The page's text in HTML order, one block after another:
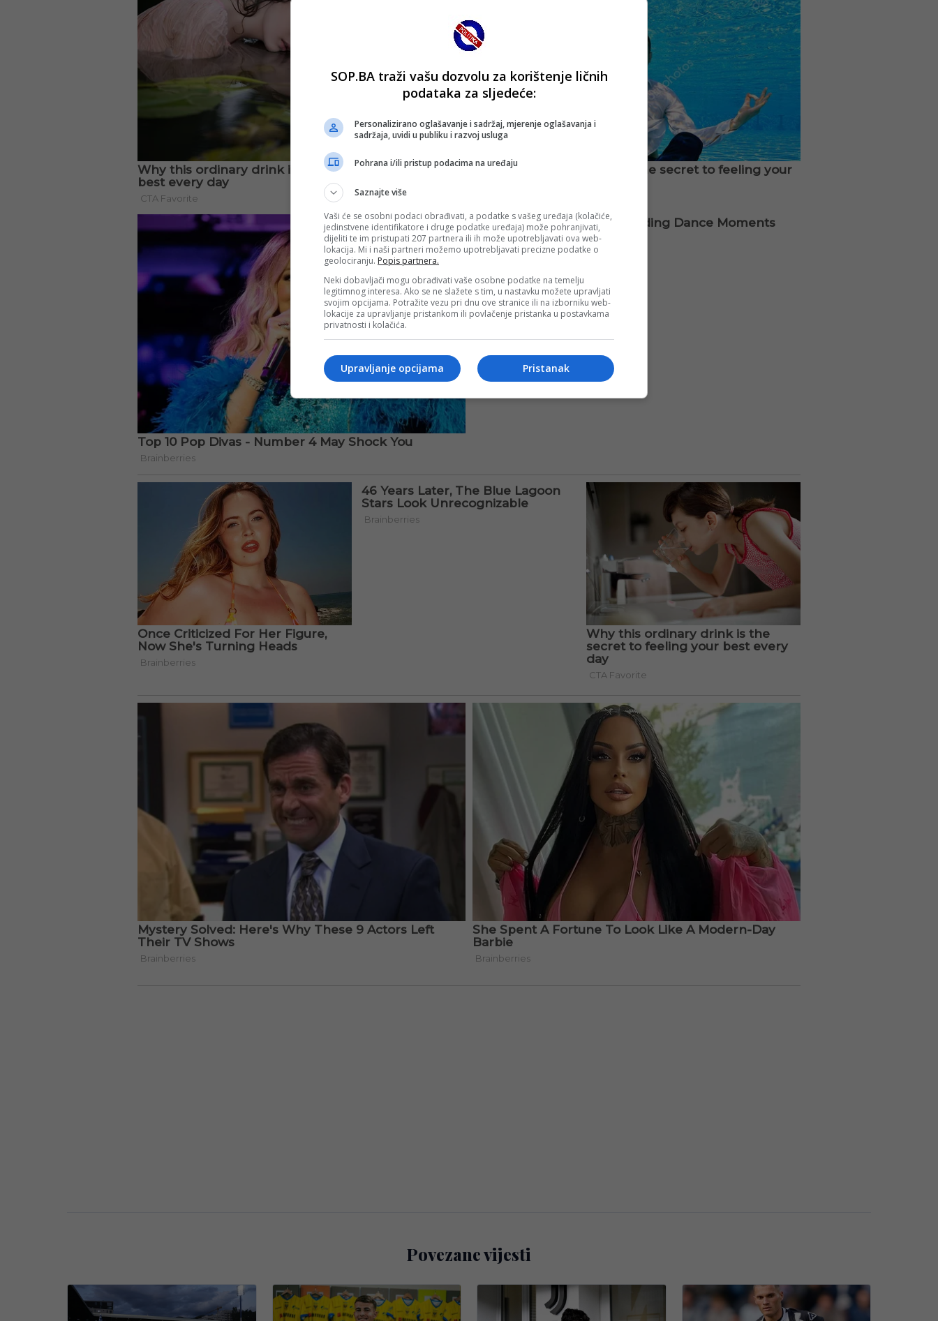
Povezane vijesti
SOP.BA traži vašu dozvolu za korištenje ličnih
podataka za sljedeće:
Personalizirano oglašavanje i sadržaj, mjerenje oglašavanja i
sadržaja, uvidi u publiku i razvoj usluga
Pohrana i/ili pristup podacima na uređaju
Saznajte više
Vaši će se osobni podaci obrađivati, a podatke s vašeg uređaja (kolačiće,
jedinstvene identifikatore i druge podatke uređaja) može pohranjivati,
dijeliti te im pristupati 207 partnera ili ih može upotrebljavati ova web-
lokacija. Mi i naši partneri možemo upotrebljavati precizne podatke o
geolociranju. Popis partnera.
Neki dobavljači mogu obrađivati vaše osobne podatke na temelju
legitimnog interesa. Ako se ne slažete s tim, u nastavku možete upravljati
svojim opcijama. Potražite vezu pri dnu ove stranice ili na izborniku web-
lokacije za upravljanje pristankom ili povlačenje pristanka u postavkama
privatnosti i kolačića.
Pristanak
Upravljanje opcijama